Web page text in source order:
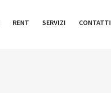
RENT SERVIZI CONTATTI